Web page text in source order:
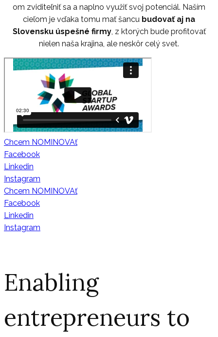
om zviditeľniť sa a naplno využiť svoj potenciál. Naším
cieľom je vďaka tomu mať šancu budovať aj na
Slovensku úspešné firmy, z ktorých bude profitovať
nielen naša krajina, ale neskôr celý svet.
Chcem NOMINOVAť
Facebook
Linkedin
Instagram
Chcem NOMINOVAť
Facebook
Linkedin
Instagram
Enabling
entrepreneurs to